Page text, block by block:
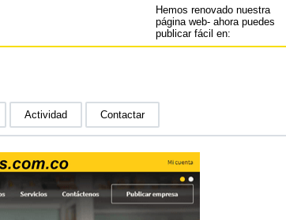
Hemos renovado nuestra
página web- ahora puedes
publicar fácil en:
Actividad Contactar